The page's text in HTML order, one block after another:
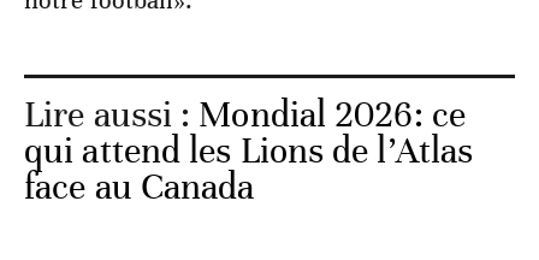
Lire aussi : Mondial 2026: ce
qui attend les Lions de l’Atlas
face au Canada